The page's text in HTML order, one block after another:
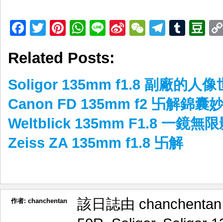
Facebook
TwitterPinterest
WhatsApp
LineSinaWeChat
Related Posts:
Soligor 135mm f1.8 副廠的人像
Canon FD 135mm f2 卐解錦囊
Weltblick 135mm F1.8 一鏡無限
Zeiss ZA 135mm f1.8 卐解
作者: chanchentan
該日誌由